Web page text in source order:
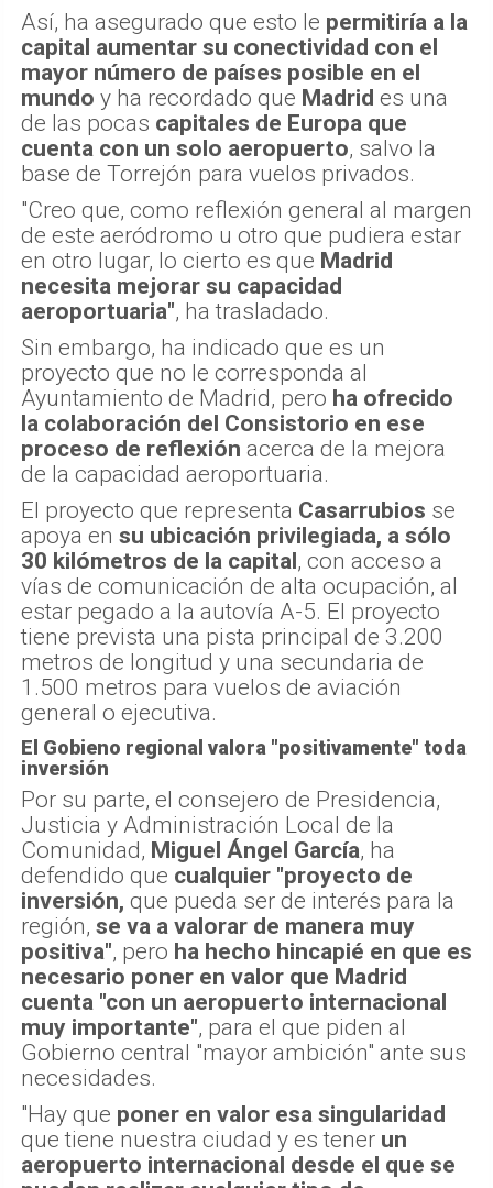
Así, ha asegurado que esto le permitiría a la
capital aumentar su conectividad con el
mayor número de países posible en el
mundo y ha recordado que Madrid es una
de las pocas capitales de Europa que
cuenta con un solo aeropuerto, salvo la
base de Torrejón para vuelos privados.
"Creo que, como reflexión general al margen
de este aeródromo u otro que pudiera estar
en otro lugar, lo cierto es que Madrid
necesita mejorar su capacidad
aeroportuaria", ha trasladado.
Sin embargo, ha indicado que es un
proyecto que no le corresponda al
Ayuntamiento de Madrid, pero ha ofrecido
la colaboración del Consistorio en ese
proceso de reflexión acerca de la mejora
de la capacidad aeroportuaria.
El proyecto que representa Casarrubios se
apoya en su ubicación privilegiada, a sólo
30 kilómetros de la capital, con acceso a
vías de comunicación de alta ocupación, al
estar pegado a la autovía A-5. El proyecto
tiene prevista una pista principal de 3.200
metros de longitud y una secundaria de
1.500 metros para vuelos de aviación
general o ejecutiva.
El Gobieno regional valora "positivamente" toda
inversión
Por su parte, el consejero de Presidencia,
Justicia y Administración Local de la
Comunidad, Miguel Ángel García, ha
defendido que cualquier "proyecto de
inversión, que pueda ser de interés para la
región, se va a valorar de manera muy
positiva", pero ha hecho hincapié en que es
necesario poner en valor que Madrid
cuenta "con un aeropuerto internacional
muy importante", para el que piden al
Gobierno central "mayor ambición" ante sus
necesidades.
"Hay que poner en valor esa singularidad
que tiene nuestra ciudad y es tener un
aeropuerto internacional desde el que se